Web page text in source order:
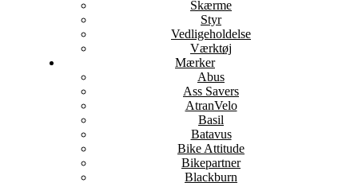
Skærme
Styr
Vedligeholdelse
Værktøj
Mærker
Abus
Ass Savers
AtranVelo
Basil
Batavus
Bike Attitude
Bikepartner
Blackburn